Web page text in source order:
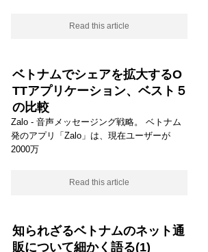
Read this article
ベトナムでシェアを拡大するO
TTアプリケーション、ベスト５
の比較
Zalo - 音声メッセージング戦略。 ベトナム
発のアプリ「Zalo」は、現在ユーザーが
2000万
Read this article
知られざるベトナムのネット通
販について細かく語る(1)